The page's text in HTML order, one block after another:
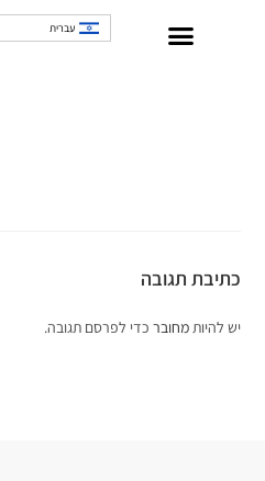
עברית
כתיבת תגובה
יש להיותמחובר כדי לפרסם תגובה.